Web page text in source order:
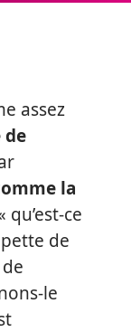
assez
la
qu’est-ce
de
le